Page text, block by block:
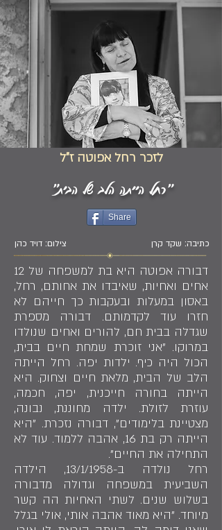
לזכר רחל אפוטה ז"ל
"רחל הייתה הלב של הבית"
Share
צילום: דויד כהן כתיבה: שקד קרן
דבורה אפוטה היא בת למשפחה של 12
אחים ואחיות, שאיבדו את אחותם, רחל,
באסון במעלות ובעקבות כך חייהם לא
חזרו עוד לקדמותם. דבורה מספרת
שגדלה בבית חם, להורים ואחים שנולדו
במרוקו. "אני זוכרת שמחת חיים בבית,
הכול היה כיף. ילדות יפה. רחל הייתה
הלב של הבית, מלאת חיים וצחוק. היא
הייתה בחורה חייכנית, יפה, חכמה,
עוזרת לזולת. ילדה מחוננת, נבונה,
מצטיינת בלימודים", דבורה נזכרת. "היא
הייתה רק בת 16, אהבה ללמוד. עוד לא
התחילה את החיים".
רחל נולדה ב-13/1/1958, הילדה
השביעית במשפחה וגדולה מדבורה
בשלוש שנים. לשתי האחיות הה קשר
מיוחד. "היא מאוד אהבה אותי, אולי בגלל